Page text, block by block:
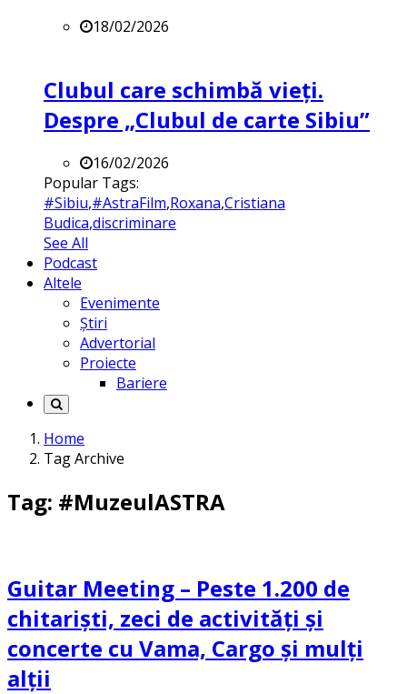
18/02/2026
Clubul care schimbă vieți.
Despre „Clubul de carte Sibiu”
16/02/2026
Popular Tags:
#Sibiu,#AstraFilm,Roxana,Cristiana
Budica,discriminare
See All
Podcast
Altele
Evenimente
Știri
Advertorial
Proiecte
Bariere
Home
Tag Archive
Tag: #MuzeulASTRA
Guitar Meeting – Peste 1.200 de
chitariști, zeci de activități și
concerte cu Vama, Cargo și mulți
alții